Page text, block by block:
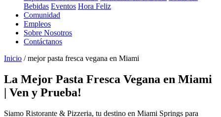
Bebidas Eventos Hora Feliz
Comunidad
Empleos
Sobre Nosotros
Contáctanos
Inicio / mejor pasta fresca vegana en Miami
La Mejor Pasta Fresca Vegana en Miami
| Ven y Prueba!
Siamo Ristorante & Pizzeria, tu destino en Miami Springs para